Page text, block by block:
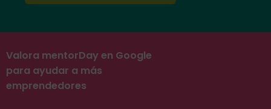
Valora mentorDay en Google
para ayudar a más
emprendedores